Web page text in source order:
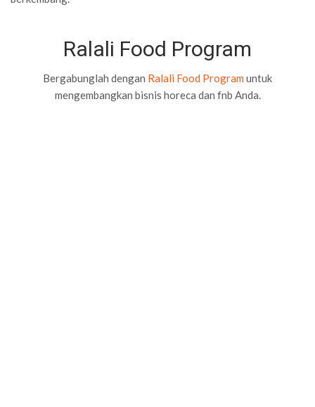
Ralali Food Program
Bergabunglah dengan Ralali Food Program untuk
mengembangkan bisnis horeca dan fnb Anda.